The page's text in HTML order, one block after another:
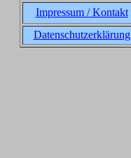
Impressum / Kontakt
Datenschutzerklärung